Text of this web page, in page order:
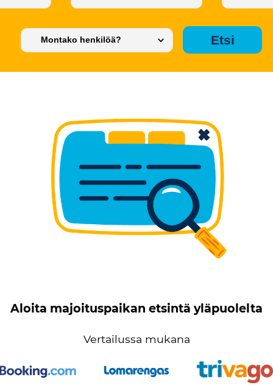
Etsi
Aloita majoituspaikan etsintä yläpuolelta
Vertailussa mukana